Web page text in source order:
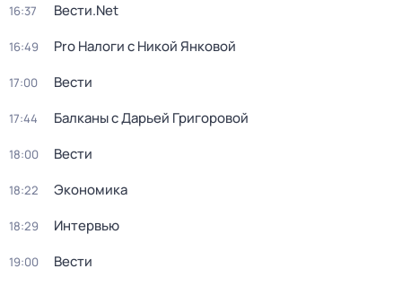
16:37 Вести.Net
16:49 Pro Налоги с Никой Янковой
17:00 Вести
17:44 Балканы с Дарьей Григоровой
18:00 Вести
18:22 Экономика
18:29 Интервью
19:00 Вести